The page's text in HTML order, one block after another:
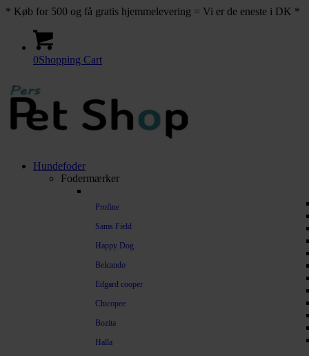
* Køb for 500 og få gratis hjemmelevering = Vi er de eneste i DK *
0Shopping Cart
Hundefoder
Fodermærker
Profine
Sams Field
Happy Dog
Belcando
Edgard cooper
Chicopee
Bozita
Halla